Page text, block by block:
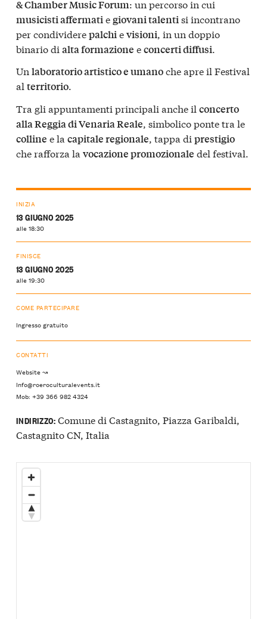
& Chamber Music Forum: un percorso in cui
musicisti affermati egiovani talenti si incontrano
per condividerepalchi evisioni , in un doppio
binario di alta formazione econcerti diffusi
Un laboratorio artistico e umanoche apre il Festival
al territorio.
Tra gli appuntamenti principali anche il concerto
alla Reggia di Venaria Reale, simbolico ponte tra le
colline e la capitale regionale, tappa di prestigio
che rafforza la vocazione promozionale del festival.
INIZIA
13 GIUGNO 2025
alle 18:30
FINISCE
13 GIUGNO 2025
alle 19:30
COME PARTECIPARE
Ingresso gratuito
CONTATTI
Website ↝
Info@roeroculturalevents.it
Mob: +39 366 982 4324
INDIRIZZO:Comune di Castagnito, Piazza Garibaldi,
Castagnito CN, Italia